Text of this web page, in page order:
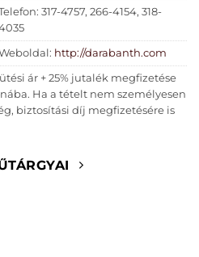
317-4757, 266-4154, 318-
http://darabanth.com
ár + 25% jutalék megfizetése
Ha a tételt nem személyesen
biztosítási díj megfizetésére is